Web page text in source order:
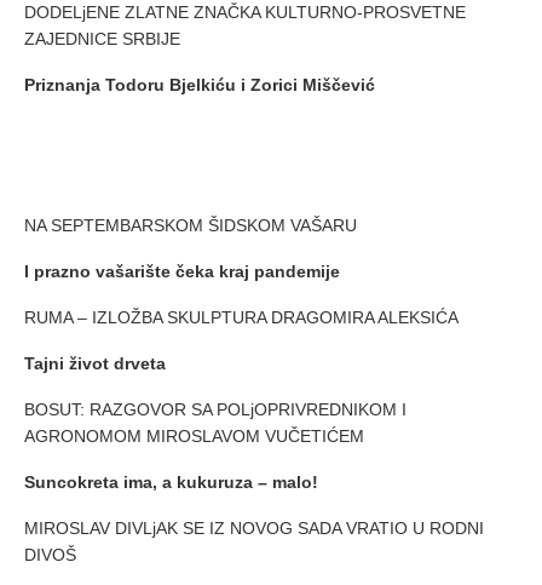
DODELjENE ZLATNE ZNAČKA KULTURNO-PROSVETNE
ZAJEDNICE SRBIJE
Priznanja Todoru Bjelkiću i Zorici Miščević
NA SEPTEMBARSKOM ŠIDSKOM VAŠARU
I prazno vašarište čeka kraj pandemije
RUMA – IZLOŽBA SKULPTURA DRAGOMIRA ALEKSIĆA
Tajni život drveta
BOSUT: RAZGOVOR SA POLjOPRIVREDNIKOM I
AGRONOMOM MIROSLAVOM VUČETIĆEM
Suncokreta ima, a kukuruza – malo!
MIROSLAV DIVLjAK SE IZ NOVOG SADA VRATIO U RODNI
DIVOŠ